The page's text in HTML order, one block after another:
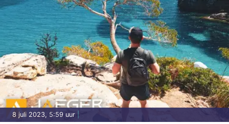
8 juli 2023, 5:59 uur